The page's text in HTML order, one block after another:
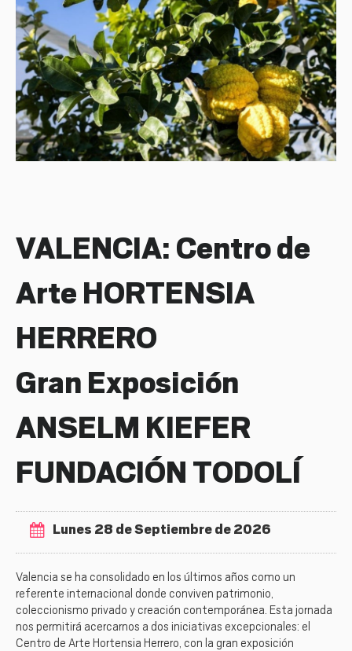
VALENCIA: Centro de
Arte HORTENSIA
HERRERO
Gran Exposición
ANSELM KIEFER
FUNDACIÓN TODOLÍ
Lunes 28 de Septiembre de 2026
Valencia se ha consolidado en los últimos años como un
referente internacional donde conviven patrimonio,
coleccionismo privado y creación contemporánea. Esta jornada
nos permitirá acercarnos a dos iniciativas excepcionales: el
Centro de Arte Hortensia Herrero, con la gran exposición